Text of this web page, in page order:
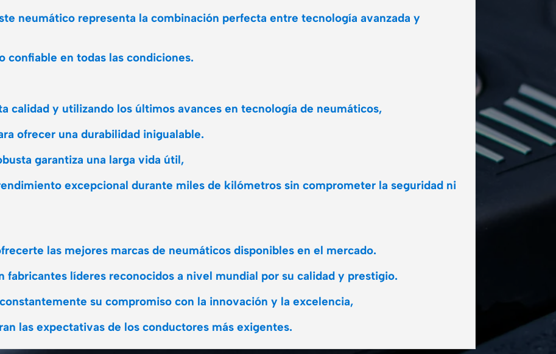
neumático representa la combinación perfecta entre tecnología avanzada y
confiable en todas las condiciones.
calidad y utilizando los últimos avances en tecnología de neumáticos,
ofrecer una durabilidad inigualable.
garantiza una larga vida útil,
excepcional durante miles de kilómetros sin comprometer la seguridad ni
las mejores marcas de neumáticos disponibles en el mercado.
fabricantes líderes reconocidos a nivel mundial por su calidad y prestigio.
su compromiso con la innovación y la excelencia,
las expectativas de los conductores más exigentes.